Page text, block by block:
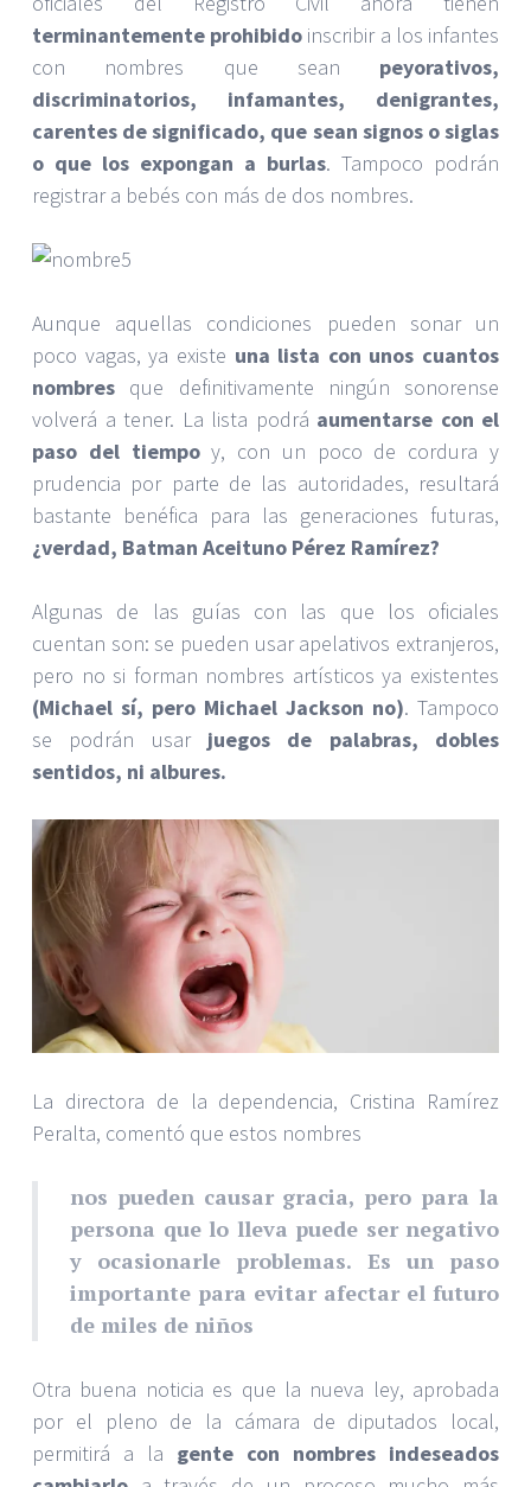
terminantemente prohibido inscribir a los infantes
con nombres que sean peyorativos,
discriminatorios, infamantes, denigrantes,
carentes de significado, que sean signos o siglas
o que los expongan a burlas. Tampoco podrán
registrar a bebés con más de dos nombres.
Aunque aquellas condiciones pueden sonar un
poco vagas, ya existe una lista con unos cuantos
nombres que definitivamente ningún sonorense
volverá a tener. La lista podrá aumentarse con el
paso del tiempoy, con un poco de cordura y
prudencia por parte de las autoridades, resultará
bastante benéfica para las generaciones futuras,
¿verdad, Batman Aceituno Pérez Ramírez?
Algunas de las guías con las que los oficiales
cuentan son: se pueden usar apelativos extranjeros,
pero no si forman nombres artísticos ya existentes
(Michael sí, pero Michael Jackson no). Tampoco
se podrán usar juegos de palabras, dobles
sentidos, ni albures.
La directora de la dependencia, Cristina Ramírez
Peralta, comentó que estos nombres
nos pueden causar gracia, pero para la
persona que lo lleva puede ser negativo
y ocasionarle problemas. Es un paso
importante para evitar afectar el futuro
de miles de niños
Otra buena noticia es que la nueva ley, aprobada
por el pleno de la cámara de diputados local,
permitirá a la gente con nombres indeseados